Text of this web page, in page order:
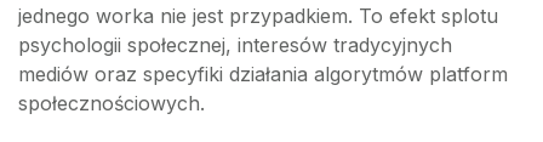
jednego worka nie jest przypadkiem. To efekt splotu
psychologii społecznej, interesów tradycyjnych
mediów oraz specyfiki działania algorytmów platform
społecznościowych.